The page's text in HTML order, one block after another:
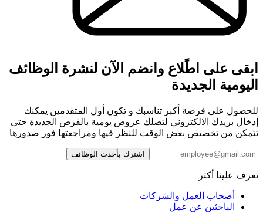
ابقى على اطًلاع وانضم الآن لنشرة الوظائف
اليومية الجديدة
للحصول على فرصة أكبر تناسبك و تكون أول المتقدمين يمكنك
إدخال بريدك الالكتروني لتصلك عروض يومية بالفرص الجديدة حتى
تتمكن من تخصيص بعض الوقت للنظر فيها ومراجعتها فور صدورها
اشترك بأحدث الوظائف
تعرف علينا أكثر
أصحاب العمل والشركات
الباحثين عن عمل